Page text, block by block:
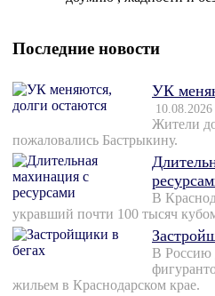
Последние новости
УК
10.08.2026
Жители
пожаловались Бастрыкину.
В
укравший почти 100 тысяч
В Россию
жильем в Краснодарском крае.